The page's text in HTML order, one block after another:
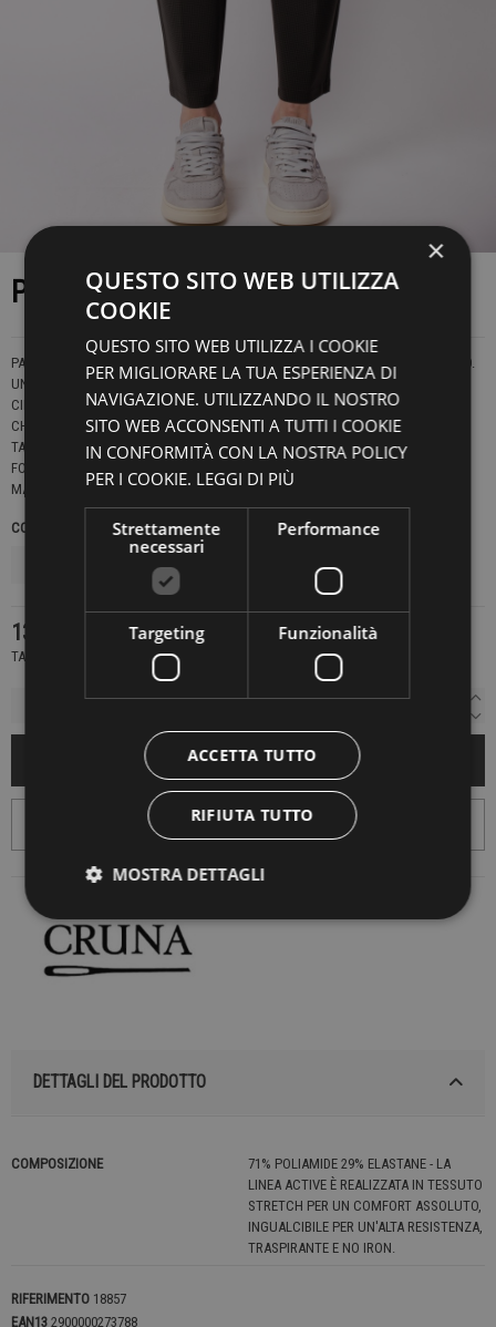
PANTALONE CRUNA
PANTALONE VESTIBILITÀ CARROT E CINTURA ELASTICIZZATA MONTATA A MANO.
UNA PINCE CUCITA.
CINTURA ELASTICIZZATA MONTATA A MANO
CHIUSURA CON ZIP, BOTTONE E COULISSE.
TASCHE SUL RETRO A DOPPIO FILETTO E BOTTONE.
FONDO 17 CM.
MADE IN ITALY MITTE
COLORE TAGLIE NAZIONALI
132,30 € 189,00 € -30%
TASSE INCLUSE
AGGIUNGI AL CARRELLO
DETTAGLI DEL PRODOTTO
COMPOSIZIONE
71% POLIAMIDE 29% ELASTANE - LA
LINEA ACTIVE È REALIZZATA IN TESSUTO
STRETCH PER UN COMFORT ASSOLUTO,
INGUALCIBILE PER UN'ALTA RESISTENZA,
TRASPIRANTE E NO IRON.
RIFERIMENTO 18857
EAN13 2900000273788
×
QUESTO SITO WEB UTILIZZA
COOKIE
QUESTO SITO WEB UTILIZZA I COOKIE
PER MIGLIORARE LA TUA ESPERIENZA DI
NAVIGAZIONE. UTILIZZANDO IL NOSTRO
SITO WEB ACCONSENTI A TUTTI I COOKIE
IN CONFORMITÀ CON LA NOSTRA POLICY
PER I COOKIE. LEGGI DI PIÙ
Strettamente
necessari
Performance
Targeting Funzionalità
ACCETTA TUTTO
RIFIUTA TUTTO
MOSTRA DETTAGLI